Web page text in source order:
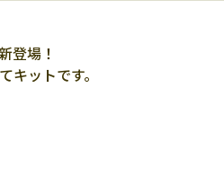
登場！
ットです。